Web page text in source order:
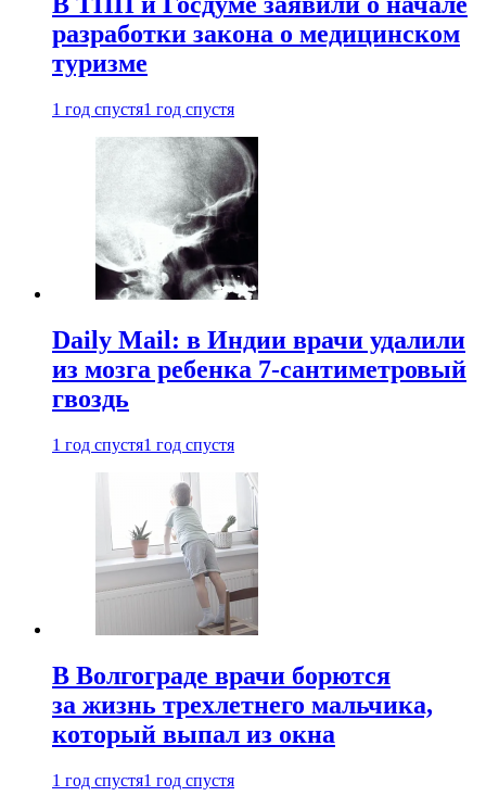
разработки закона о медицинском
туризме
1 год спустя1 год спустя
Daily Mail: в Индии врачи удалили
из мозга ребенка 7-сантиметровый
гвоздь
1 год спустя1 год спустя
В Волгограде врачи борются
за жизнь трехлетнего мальчика,
который выпал из окна
1 год спустя1 год спустя